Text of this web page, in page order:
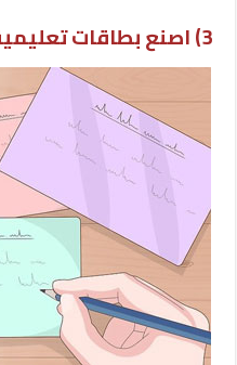
3) اصنع بطاقات تعليمية للمفردات